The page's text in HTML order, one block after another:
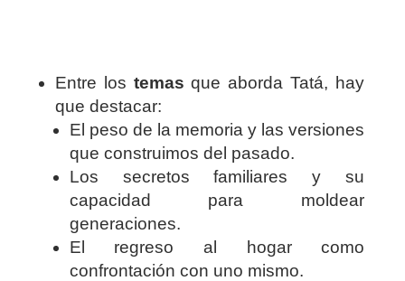
Entre los temas que aborda Tatá, hay
que destacar:
El peso de la memoria y las versiones
que construimos del pasado.
Los secretos familiares y su
capacidad para moldear
generaciones.
El regreso al hogar como
confrontación con uno mismo.